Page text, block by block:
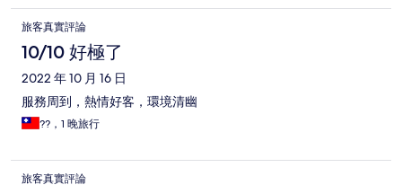
旅客真實評論
10/10 好極了
2022 年 10 月 16 日
服務周到，熱情好客，環境清幽
??，1 晚旅行
旅客真實評論